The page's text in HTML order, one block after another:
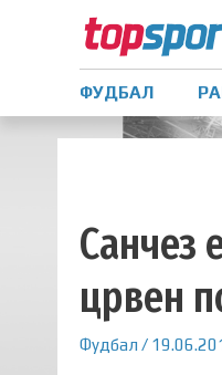
ФУДБАЛ
Санчез
црвен
Фудбал /